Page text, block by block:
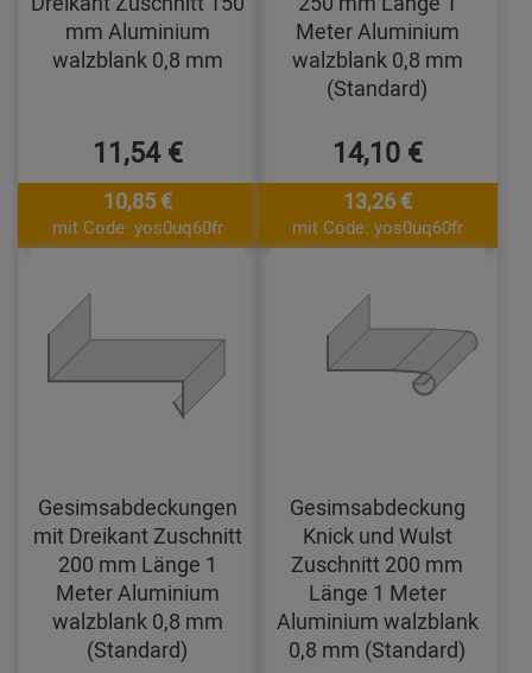
mm Aluminium
walzblank 0,8 mm
11,54 €
10,85 €
mit Code: yos0uq60fr
Meter Aluminium
walzblank 0,8 mm
(Standard)
14,10 €
13,26 €
mit Code: yos0uq60fr
Gesimsabdeckungen
mit Dreikant Zuschnitt
200 mm Länge 1
Meter Aluminium
walzblank 0,8 mm
(Standard)
Gesimsabdeckung
Knick und Wulst
Zuschnitt 200 mm
Länge 1 Meter
Aluminium walzblank
0,8 mm (Standard)